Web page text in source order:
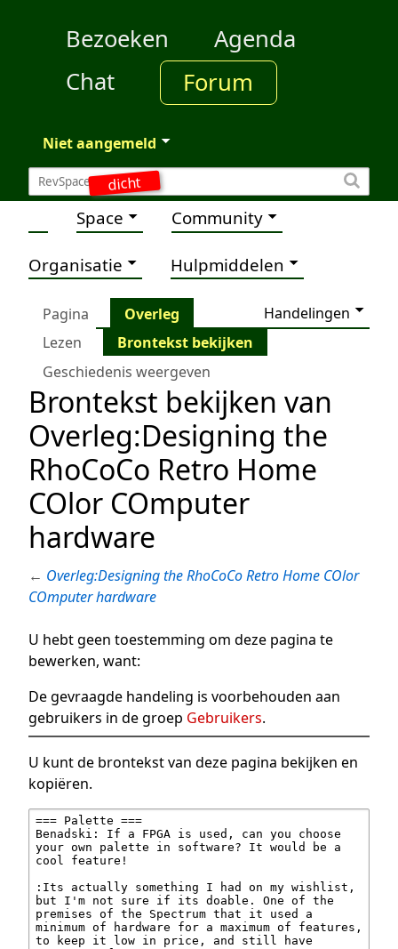
dicht
Bezoeken
Agenda
Chat
Forum
Niet aangemeld
Space Community
Organisatie Hulpmiddelen
Pagina Overleg
Handelingen
Lezen
Brontekst bekijken
Geschiedenis weergeven
Brontekst bekijken van
Overleg:Designing the
RhoCoCo Retro Home
COlor COmputer
hardware
← Overleg:Designing the RhoCoCo Retro Home COlor
COmputer hardware
U hebt geen toestemming om deze pagina te
bewerken, want:
De gevraagde handeling is voorbehouden aan
gebruikers in de groep Gebruikers.
U kunt de brontekst van deze pagina bekijken en
kopiëren.